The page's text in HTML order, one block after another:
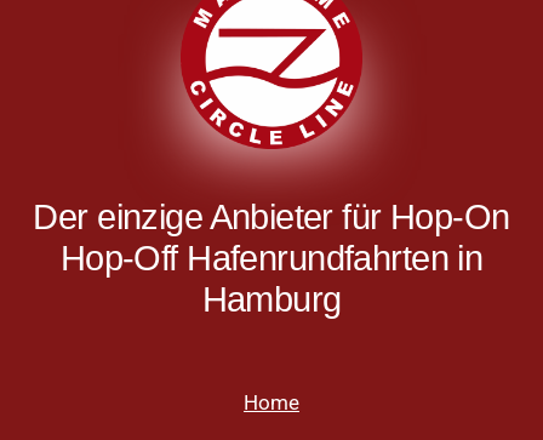
Der einzige Anbieter für Hop-On
Hop-Off Hafenrundfahrten in
Hamburg
Home